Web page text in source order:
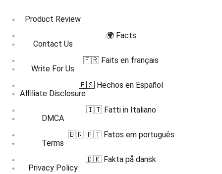
Product Review
Contact Us
Write For Us
Affiliate Disclosure
DMCA
Terms
Privacy Policy
🌍 Facts
🇫🇷 Faits en français
🇪🇸 Hechos en Español
🇮🇹 Fatti in Italiano
🇧🇷 🇵🇹 Fatos em português
🇩🇰 Fakta på dansk